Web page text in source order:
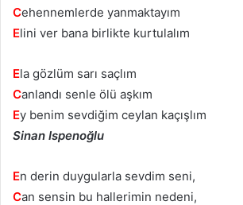
Cehennemlerde yanmaktayım
Elini ver bana birlikte kurtulalım
Ela gözlüm sarı saçlım
Canlandı senle ölü aşkım
Ey benim sevdiğim ceylan kaçışlım
Sinan Ispenoğlu
En derin duygularla sevdim seni,
Can sensin bu hallerimin nedeni,